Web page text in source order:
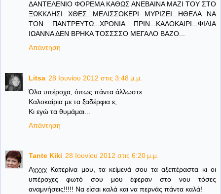
ΔΑΝΤΕΛΕΝΙΟ ΦΟΡΕΜΑ ΚΑΘΩΣ ΑΝΕΒΑΙΝΑ ΜΑΖΙ ΤΟΥ ΣΤΟ
ΞΩΚΚΛΗΣΙ ΧΘΕΣ...ΜΕΛΙΣΣΟΚΕΡΙ ΜΥΡΙΖΕΙ...ΗΘΕΛΑ ΝΑ
ΤΟΝ ΠΑΝΤΡΕΥΤΩ...ΧΡΟΝΙΑ ΠΡΙΝ...ΚΑΛΟΚΑΙΡΙ...ΦΙΛΙΑ
ΙΩΑΝΝΑ ΔΕΝ ΒΡΗΚΑ ΤΟΣΣΣΣΟ ΜΕΓΑΛΟ ΒΑΖΟ...
Απάντηση
Litsa 28 Ιουνίου 2012 στις 3:48 μ.μ.
Όλα υπέροχα, όπως πάντα άλλωστε.
Καλοκαίρια με τα ξαδέρφια ε;
Κι εγώ τα θυμάμαι...
Απάντηση
Tante Kiki 28 Ιουνίου 2012 στις 6:20 μ.μ.
Αχχχχ Κατερίνα μου, τα κείμενά σου τα αξεπέραστα κι οι
υπέροχες φωτό σου μου έφεραν στο νου τόσες
αναμνήσεις!!!!! Να είσαι καλά και να περνάς πάντα καλά!